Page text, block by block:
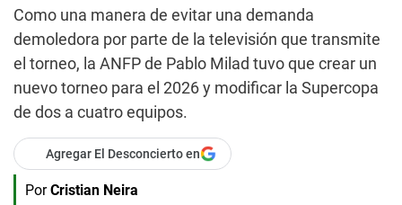
Como una manera de evitar una demanda
demoledora por parte de la televisión que transmite
el torneo, la ANFP de Pablo Milad tuvo que crear un
nuevo torneo para el 2026 y modificar la Supercopa
de dos a cuatro equipos.
Agregar El Desconcierto en
Por Cristian Neira